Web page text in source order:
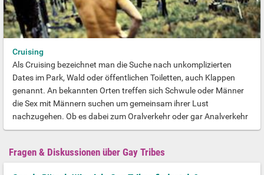
Cruising
Als Cruising bezeichnet man die Suche nach unkomplizierten
Dates im Park, Wald oder öffentlichen Toiletten, auch Klappen
genannt. An bekannten Orten treffen sich Schwule oder Männer
die Sex mit Männern suchen um gemeinsam ihrer Lust
nachzugehen. Ob es dabei zum Oralverkehr oder gar Analverkehr
kommt kann jder selbst entscheiden. In den meisten Situationen
gegenseitig beobachten. In öffentlichen Toileten oder auch auf
Fragen & Diskussionen über Gay Tribes